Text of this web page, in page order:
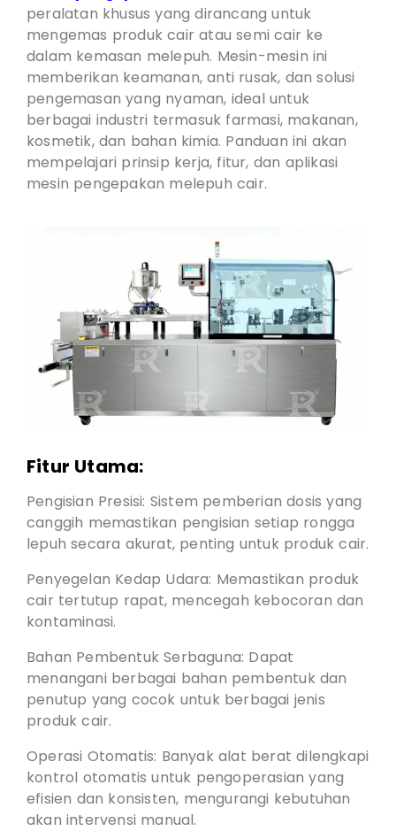
peralatan khusus yang dirancang untuk
mengemas produk cair atau semi cair ke
dalam kemasan melepuh. Mesin-mesin ini
memberikan keamanan, anti rusak, dan solusi
pengemasan yang nyaman, ideal untuk
berbagai industri termasuk farmasi, makanan,
kosmetik, dan bahan kimia. Panduan ini akan
mempelajari prinsip kerja, fitur, dan aplikasi
mesin pengepakan melepuh cair.
Fitur Utama:
Pengisian Presisi: Sistem pemberian dosis yang
canggih memastikan pengisian setiap rongga
lepuh secara akurat, penting untuk produk cair.
Penyegelan Kedap Udara: Memastikan produk
cair tertutup rapat, mencegah kebocoran dan
kontaminasi.
Bahan Pembentuk Serbaguna: Dapat
menangani berbagai bahan pembentuk dan
penutup yang cocok untuk berbagai jenis
produk cair.
Operasi Otomatis: Banyak alat berat dilengkapi
kontrol otomatis untuk pengoperasian yang
efisien dan konsisten, mengurangi kebutuhan
akan intervensi manual.